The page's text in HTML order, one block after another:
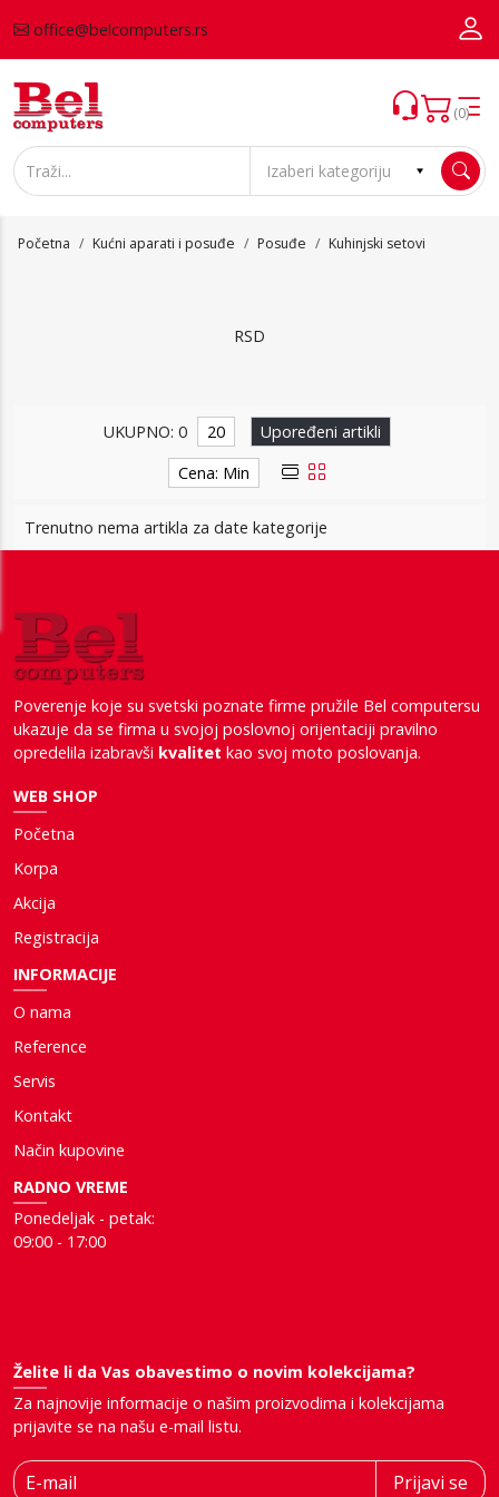
office@belcomputers.rs
(0)
Početna Kućni aparati i posuđe Posuđe Kuhinjski setovi
RSD
Kuhinjski setovi
UKUPNO: 0 20
Upoređeni artikli
Cena: Min
Trenutno nema artikla za date kategorije
Poverenje koje su svetski poznate firme pružile Bel computersu
ukazuje da se firma u svojoj poslovnoj orijentaciji pravilno
opredelila izabravši kvalitet kao svoj moto poslovanja.
WEB SHOP
Početna
Korpa
Akcija
Registracija
INFORMACIJE
O nama
Reference
Servis
Kontakt
Način kupovine
RADNO VREME
Ponedeljak - petak:
09:00 - 17:00
Želite li da Vas obavestimo o novim kolekcijama?
Za najnovije informacije o našim proizvodima i kolekcijama
prijavite se na našu e-mail listu.
E-mail Prijavi se